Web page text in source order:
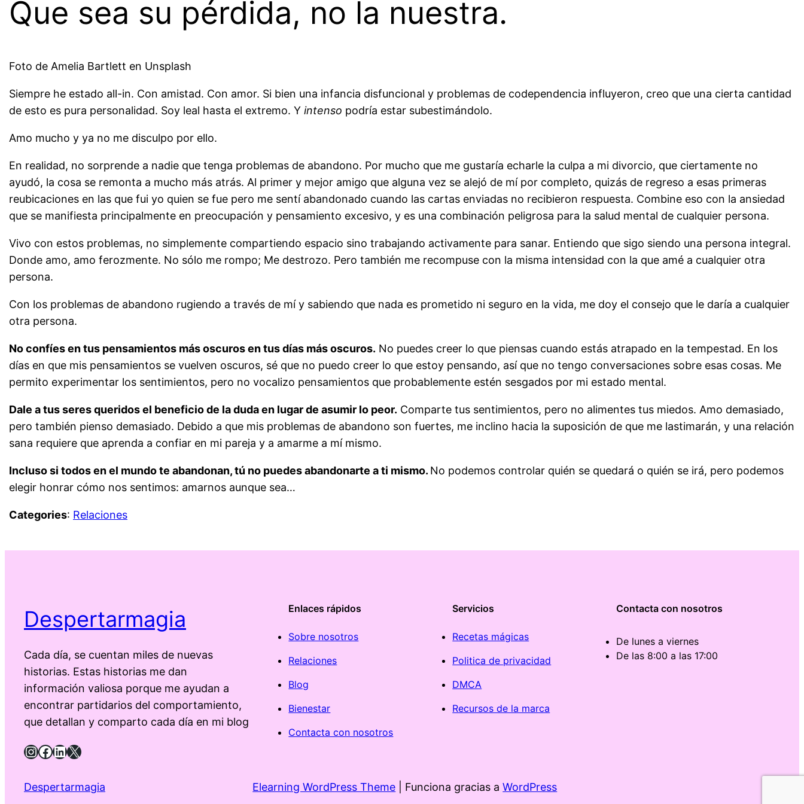
Que sea su pérdida, no la nuestra.
Foto de Amelia Bartlett en Unsplash
Siempre he estado all-in. Con amistad. Con amor. Si bien una infancia disfuncional y problemas de codependencia influyeron, creo que una cierta cantidad
de esto es pura personalidad. Soy leal hasta el extremo. Yintenso podría estar subestimándolo.
Amo mucho y ya no me disculpo por ello.
En realidad, no sorprende a nadie que tenga problemas de abandono. Por mucho que me gustaría echarle la culpa a mi divorcio, que ciertamente no
ayudó, la cosa se remonta a mucho más atrás. Al primer y mejor amigo que alguna vez se alejó de mí por completo, quizás de regreso a esas primeras
reubicaciones en las que fui yo quien se fue pero me sentí abandonado cuando las cartas enviadas no recibieron respuesta. Combine eso con la ansiedad
que se manifiesta principalmente en preocupación y pensamiento excesivo, y es una combinación peligrosa para la salud mental de cualquier persona.
Vivo con estos problemas, no simplemente compartiendo espacio sino trabajando activamente para sanar. Entiendo que sigo siendo una persona integral.
Donde amo, amo ferozmente. No sólo me rompo; Me destrozo. Pero también me recompuse con la misma intensidad con la que amé a cualquier otra
persona.
Con los problemas de abandono rugiendo a través de mí y sabiendo que nada es prometido ni seguro en la vida, me doy el consejo que le daría a cualquier
otra persona.
No confíes en tus pensamientos más oscuros en tus días más oscuros. No puedes creer lo que piensas cuando estás atrapado en la tempestad. En los
días en que mis pensamientos se vuelven oscuros, sé que no puedo creer lo que estoy pensando, así que no tengo conversaciones sobre esas cosas. Me
permito experimentar los sentimientos, pero no vocalizo pensamientos que probablemente estén sesgados por mi estado mental.
Dale a tus seres queridos el beneficio de la duda en lugar de asumir lo peor. Comparte tus sentimientos, pero no alimentes tus miedos. Amo demasiado,
pero también pienso demasiado. Debido a que mis problemas de abandono son fuertes, me inclino hacia la suposición de que me lastimarán, y una relación
sana requiere que aprenda a confiar en mi pareja y a amarme a mí mismo.
Incluso si todos en el mundo te abandonan, tú no puedes abandonarte a ti mismo. No podemos controlar quién se quedará o quién se irá, pero podemos
elegir honrar cómo nos sentimos: amarnos aunque sea…
Categories: Relaciones
Despertarmagia
Cada día, se cuentan miles de nuevas
historias. Estas historias me dan
información valiosa porque me ayudan a
encontrar partidarios del comportamiento,
que detallan y comparto cada día en mi blog
InstagramFacebook LinkedIn X
Enlaces rápidos
Sobre nosotros
Relaciones
Blog
Bienestar
Contacta con nosotros
Servicios
Recetas mágicas
Politica de privacidad
DMCA
Recursos de la marca
Contacta con nosotros
De lunes a viernes
De las 8:00 a las 17:00
Despertarmagia Elearning WordPress Theme | Funciona gracias aWordPress